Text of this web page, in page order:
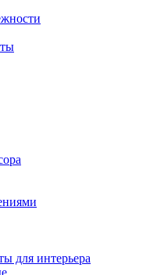
для интерьера